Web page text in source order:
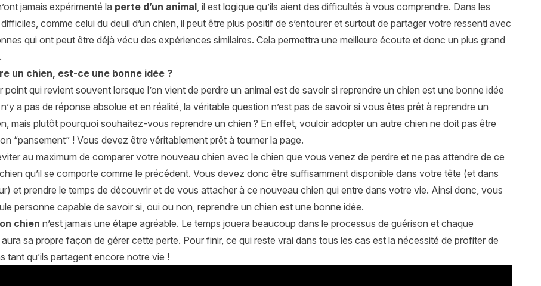
jamais expérimenté la perte d’un animal, il est logique qu’ils aient des difficultés à vous comprendre. Dans les
comme celui du deuil d’un chien, il peut être plus positif de s’entourer et surtout de partager votre ressenti avec
qui ont peut être déjà vécu des expériences similaires. Cela permettra une meilleure écoute et donc un plus grand
un chien, est-ce une bonne idée ?
point qui revient souvent lorsque l’on vient de perdre un animal est de savoir si reprendre un chien est une bonne idée
a pas de réponse absolue et en réalité, la véritable question n’est pas de savoir si vous êtes prêt à reprendre un
mais plutôt pourquoi souhaitez-vous reprendre un chien ? En effet, vouloir adopter un autre chien ne doit pas être
“pansement” ! Vous devez être véritablement prêt à tourner la page.
au maximum de comparer votre nouveau chien avec le chien que vous venez de perdre et ne pas attendre de ce
qu’il se comporte comme le précédent. Vous devez donc être suffisamment disponible dans votre tête (et dans
et prendre le temps de découvrir et de vous attacher à ce nouveau chien qui entre dans votre vie. Ainsi donc, vous
personne capable de savoir si, oui ou non, reprendre un chien est une bonne idée.
chien n’est jamais une étape agréable. Le temps jouera beaucoup dans le processus de guérison et chaque
sa propre façon de gérer cette perte. Pour finir, ce qui reste vrai dans tous les cas est la nécessité de profiter de
tant qu’ils partagent encore notre vie !